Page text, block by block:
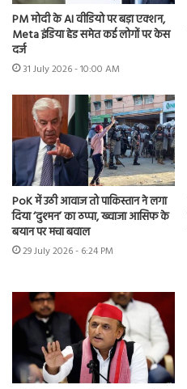
PM मोदी के AI वीडियो पर बड़ा एक्शन,
Meta इंडिया हेड समेत कई लोगों पर केस
दर्ज
31 July 2026 - 10:00 AM
PoK में उठी आवाज तो पाकिस्तान ने लगा
दिया ‘दुश्मन’ का ठप्पा, ख्वाजा आसिफ के
बयान पर मचा बवाल
29 July 2026 - 6:24 PM